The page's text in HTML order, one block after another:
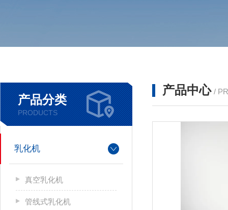
产品分类
PRODUCTS
乳化机
真空乳化机
管线式乳化机
产品中心 /